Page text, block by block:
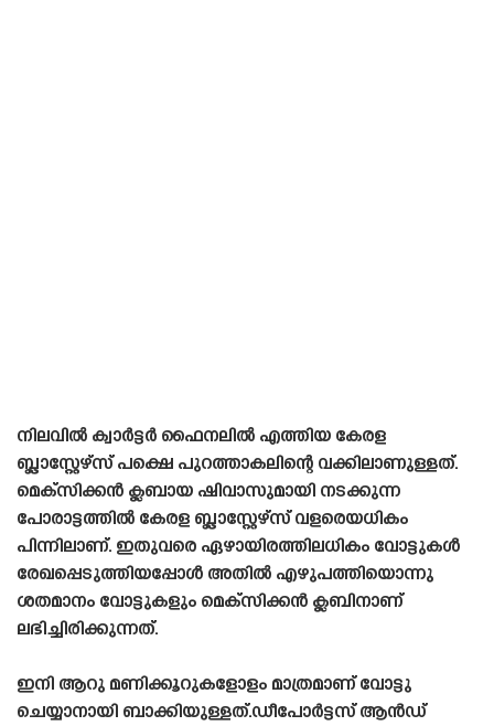
നിലവിൽ ക്വാർട്ടർ ഫൈനലിൽ എത്തിയ കേരള
ബ്ലാസ്റ്റേഴ്‌സ് പക്ഷെ പുറത്താകലിന്റെ വക്കിലാണുള്ളത്.
മെക്‌സിക്കൻ ക്ലബായ ഷിവാസുമായി നടക്കുന്ന
പോരാട്ടത്തിൽ കേരള ബ്ലാസ്റ്റേഴ്‌സ് വളരെയധികം
പിന്നിലാണ്. ഇതുവരെ ഏഴായിരത്തിലധികം വോട്ടുകൾ
രേഖപ്പെടുത്തിയപ്പോൾ അതിൽ എഴുപത്തിയൊന്നു
ശതമാനം വോട്ടുകളും മെക്‌സിക്കൻ ക്ലബിനാണ്
ലഭിച്ചിരിക്കുന്നത്.
ഇനി ആറു മണിക്കൂറുകളോളം മാത്രമാണ് വോട്ടു
ചെയ്യാനായി ബാക്കിയുള്ളത്.ഡീപോർട്ടസ് ആൻഡ്